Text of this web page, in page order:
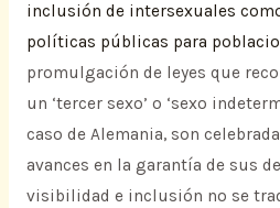
inclusión de intersexuales
políticas públicas para
promulgación de leyes que
un ‘tercer sexo’ o ‘sexo
caso de Alemania, son
avances en la garantía de sus
visibilidad e inclusión no se